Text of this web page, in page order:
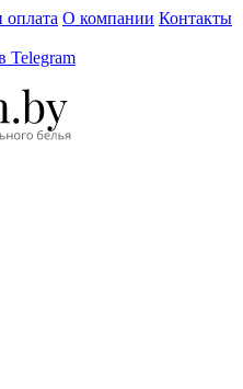
оплата О компании Контакты
Telegram